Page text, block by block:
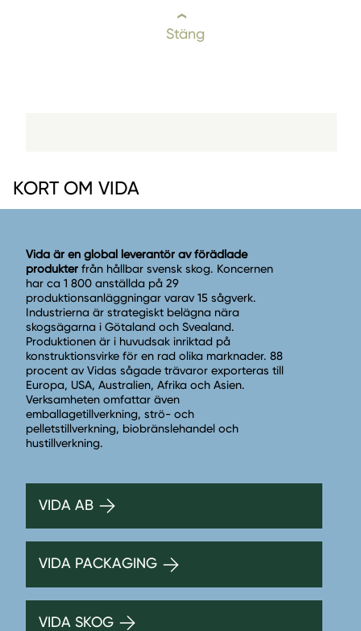
Stäng
KORT OM VIDA
Vida är en global leverantör av förädlade
produkter från hållbar svensk skog. Koncernen
har ca 1 800 anställda på 29
produktionsanläggningar varav 15 sågverk.
Industrierna är strategiskt belägna nära
skogsägarna i Götaland och Svealand.
Produktionen är i huvudsak inriktad på
konstruktionsvirke för en rad olika marknader. 88
procent av Vidas sågade trävaror exporteras till
Europa, USA, Australien, Afrika och Asien.
Verksamheten omfattar även
emballagetillverkning, strö- och
pelletstillverkning, biobränslehandel och
hustillverkning.
VIDA AB
VIDA PACKAGING
VIDA SKOG